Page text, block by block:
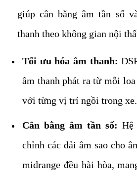
giúp cân bằng âm tần số
thanh theo không gian nội
Tối ưu hóa âm thanh:
âm thanh phát ra từ mỗi
với từng vị trí ngồi trong xe.
Cân bằng âm tần số: Hệ
chỉnh các dải âm sao cho
midrange đều hài hòa,